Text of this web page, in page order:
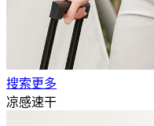
搜索更多
凉感速干